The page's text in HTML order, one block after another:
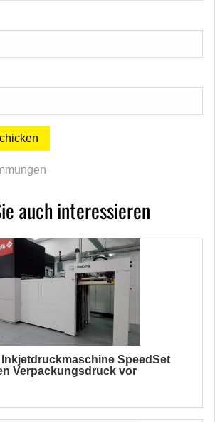
auch interessieren
SpeedSet
Verpackungsdruck vor